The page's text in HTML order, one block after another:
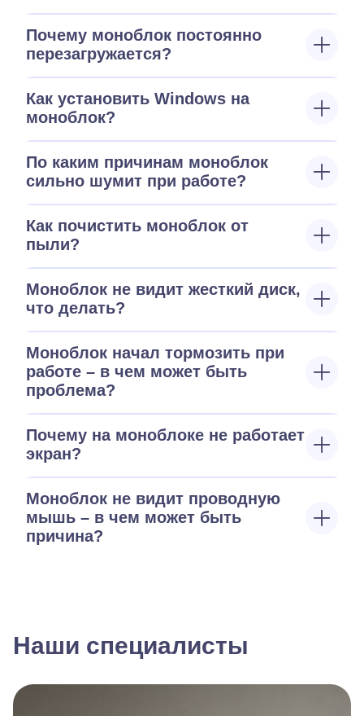
Почему моноблок постоянно
перезагружается?
Как установить Windows на
моноблок?
По каким причинам моноблок
сильно шумит при работе?
Как почистить моноблок от
пыли?
Моноблок не видит жесткий диск,
что делать?
Моноблок начал тормозить при
работе – в чем может быть
проблема?
Почему на моноблоке не работает
экран?
Моноблок не видит проводную
мышь – в чем может быть
причина?
Наши специалисты